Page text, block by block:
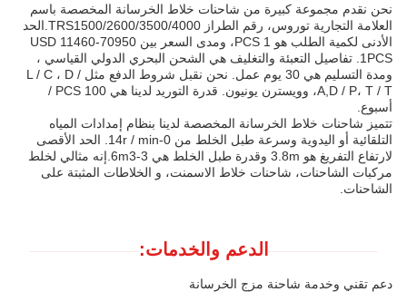
نحن نقدم مجموعة كبيرة من شاحنات خلاط الخرسانة المخصصة باسم
العلامة التجارية توروس، رقم الطراز TRS1500/2600/3500/4000.الحد
الأدنى لكمية الطلب هو 1 PCS، ومدى السعر بين USD 11460-70950
1PCS. تفاصيل التعبئة والتغليف هي الشحن البحري الدولي القياسي ،
ومدة التسليم هي 30 يوم عمل. نحن نقبل شروط الدفع مثل L / C ، D /
A,D / P، T / T، وويسترن يونيون. قدرة التوريد لدينا هي 100 PCS /
أسبوع.
تتميز شاحنات خلاط الخرسانة المخصصة لدينا بنظام إمدادات المياه
التلقائية أو اليدوية وسرعة طبل الخلط من 0-14r / min. الحد الأقصى
لارتفاع التفريغ هو 3.8m وقدرة طبل الخلط هي 3-6m3.إنه مثالي لخلط
مركبات الشاحنات، شاحنات خلاط الاسمنت، و الخلاطات المثبتة على
الشاحنات.
الدعم والخدمات:
دعم تقني وخدمة شاحنة مزج الخرسانة